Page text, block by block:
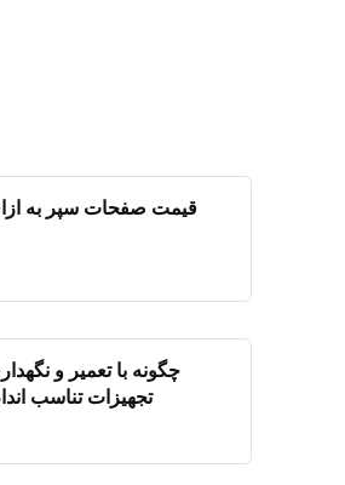
قیمت صفحات سپر به
چگونه با تعمیر و
تجهیزات تناسب